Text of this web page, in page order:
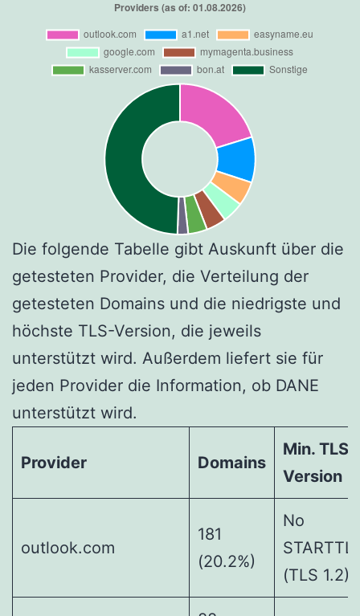
Die folgende Tabelle gibt Auskunft über die
getesteten Provider, die Verteilung der
getesteten Domains und die niedrigste und
höchste TLS-Version, die jeweils
unterstützt wird. Außerdem liefert sie für
jeden Provider die Information, ob DANE
unterstützt wird.
Provider Domains
Min. TLS
Version
outlook.com
181
(20.2%)
No
(TLS 1.2)